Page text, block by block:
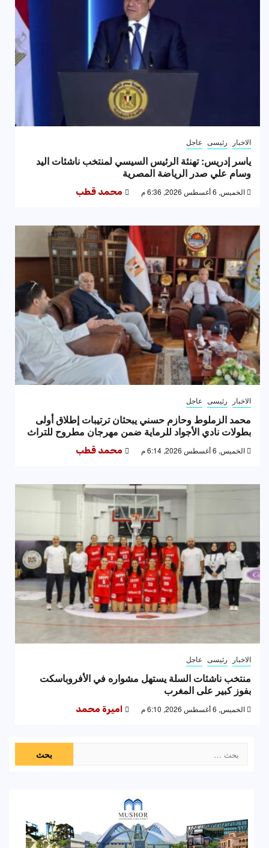
الاخبار رئيسى عاجل
ياسر إدريس: تهنئة الرئيس السيسي لمنتخب ناشئات اليد
وسام علي صدر الرياضة المصرية
الخميس, 6 أغسطس 2026, 6:36 م محمد قطب
الاخبار رئيسى عاجل
محمد الزملوط وحازم حسني يبحثان ترتيبات إطلاق أولى
بطولات نادي الأجواد للرماية ضمن مهرجان مطروح للتراث
الخميس, 6 أغسطس 2026, 6:14 م محمد قطب
الاخبار رئيسى عاجل
منتخب ناشئات السلة يستهل مشواره في الأفروباسكت
بفوز كبير على المغرب
الخميس, 6 أغسطس 2026, 6:10 م اميرة محمد
عن: